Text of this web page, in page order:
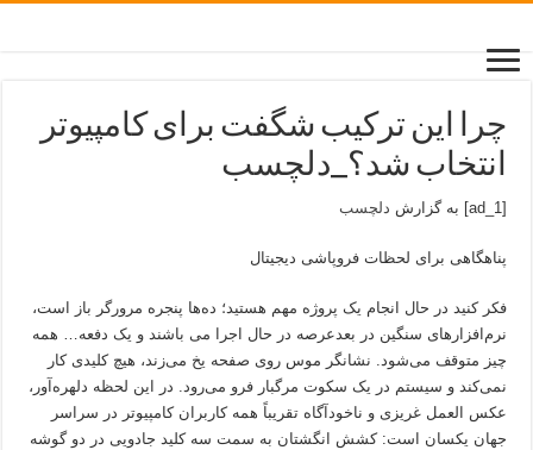
چرا این ترکیب شگفت برای کامپیوتر
انتخاب شد؟_دلچسب
[ad_1] به گزارش دلچسب
پناهگاهی برای لحظات فروپاشی دیجیتال
فکر کنید در حال انجام یک پروژه مهم هستید؛ ده‌ها پنجره مرورگر باز است،
نرم‌افزارهای سنگین در بعد‌عرصه در حال اجرا می باشند و یک دفعه… همه
چیز متوقف می‌شود. نشانگر موس روی صفحه یخ می‌زند، هیچ کلیدی کار
نمی‌کند و سیستم در یک سکوت مرگبار فرو می‌رود. در این لحظه دلهره‌آور،
عکس العمل غریزی و ناخودآگاه تقریباً همه کاربران کامپیوتر در سراسر
جهان یکسان است: کشش انگشتان به سمت سه کلید جادویی در دو گوشه